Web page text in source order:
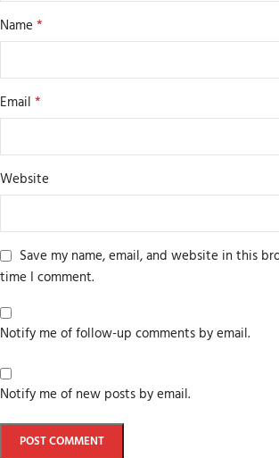
Name *
Email *
Website
Save my name, email, and website in this
time I comment.
Notify me of follow-up comments by email.
Notify me of new posts by email.